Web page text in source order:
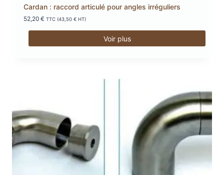
Cardan : raccord articulé pour angles irréguliers
52,20 € TTC (43,50 € HT)
Voir plus